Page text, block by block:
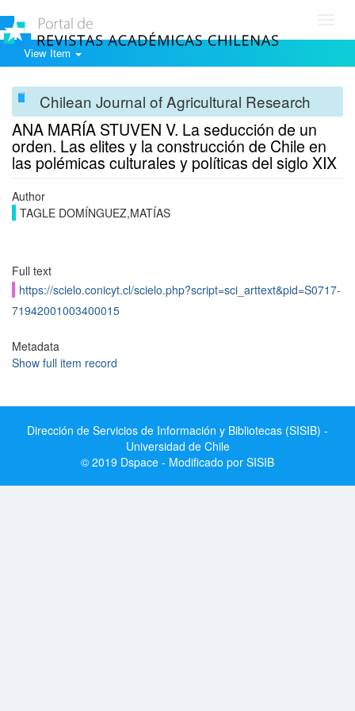
View Item
Chilean Journal of Agricultural Research
ANA MARÍA STUVEN V. La seducción de un
orden. Las elites y la construcción de Chile en
las polémicas culturales y políticas del siglo XIX
Author
TAGLE DOMÍNGUEZ,MATÍAS
Full text
https://scielo.conicyt.cl/scielo.php?script=sci_arttext&pid=S0717-
71942001003400015
Metadata
Show full item record
Dirección de Servicios de Información y Bibliotecas (SISIB) -
Universidad de Chile
© 2019 Dspace - Modificado por SISIB